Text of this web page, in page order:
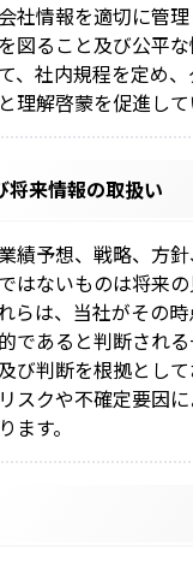
イト
社情報を適切に管
図ること及び公平
、社内規程を定め
理解啓蒙を促進して
将来情報の取扱い
績予想、戦略、方
はないものは将来
らは、当社がその
であると判断され
び判断を根拠とし
スクや不確定要因
ます。